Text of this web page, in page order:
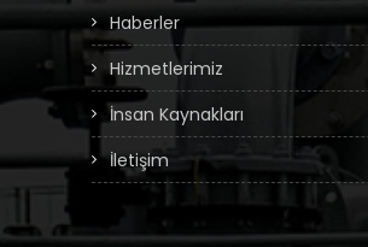
Haberler
Hizmetlerimiz
İnsan Kaynakları
İletişim